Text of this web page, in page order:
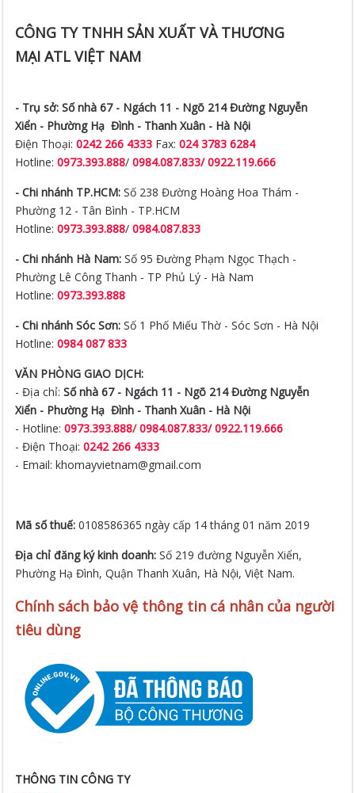
- Trụ sở: Số nhà 67 - Ngách 11 - Ngõ 214 Đường Nguyễn
Hotline:0973.393.888/0984.087.833/ 0922.119.666
- Chi nhánh TP.HCM:Số 238 Đường Hoàng Hoa Thám -
Phường 12 - Tân Bình - TP.HCM
- Chi nhánh Hà Nam:Số 95 Đường Phạm Ngọc Thạch -
Phường Lê Công Thanh - TP Phủ Lý - Hà Nam
- Chi nhánh Sóc Sơn:Số 1 Phố Miếu Thờ - Sóc Sơn - Hà Nội
Hotline:0984 087 833
VĂN PHÒNG GIAO DỊCH:
- Địa chỉ:Số nhà 67 - Ngách 11 - Ngõ 214 Đường Nguyễn
Phường Hạ Đình - Thanh Xuân - Hà Nội
- Hotline:0973.393.888/ 0984.087.833/ 0922.119.666
- Điện Thoại:0242 266 4333
- Email: khomayvietnam@gmail.com
Phường Hạ Đình, Quận Thanh Xuân, Hà Nội, Việt Nam.
Chính sách bảo vệ thông tin cá nhân của người
tiêu dùng
THÔNG TIN CÔNG TY
Liên hệ